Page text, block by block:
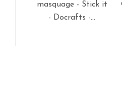
masquage - Stick it
- Docrafts -...